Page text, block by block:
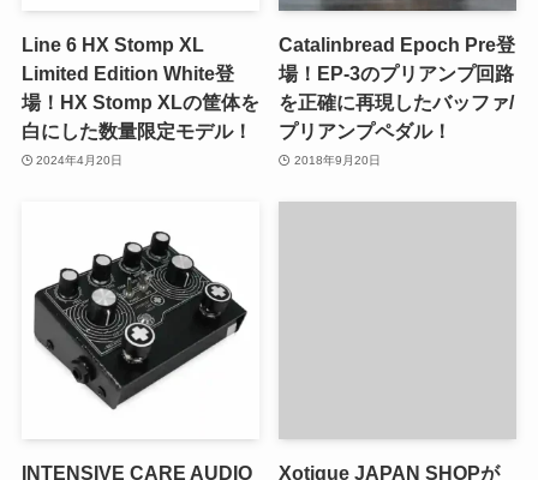
Line 6 HX Stomp XL
Limited Edition White登
場！HX Stomp XLの筐体を
白にした数量限定モデル！
2024年4月20日
Catalinbread Epoch Pre登
場！EP-3のプリアンプ回路
を正確に再現したバッファ/
プリアンプペダル！
2018年9月20日
INTENSIVE CARE AUDIO Xotique JAPAN SHOPが